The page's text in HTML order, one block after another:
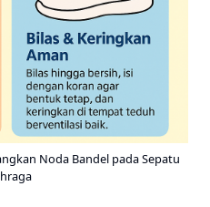
Noda Bandel pada Sepatu